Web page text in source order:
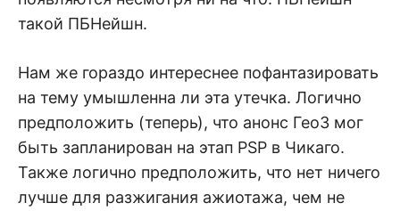
такой ПБНейшн.
Нам же гораздо интереснее пофантазировать
на тему умышленна ли эта утечка. Логично
предположить (теперь), что анонс Гео3 мог
быть запланирован на этап PSP в Чикаго.
Также логично предположить, что нет ничего
лучше для разжигания ажиотажа, чем не